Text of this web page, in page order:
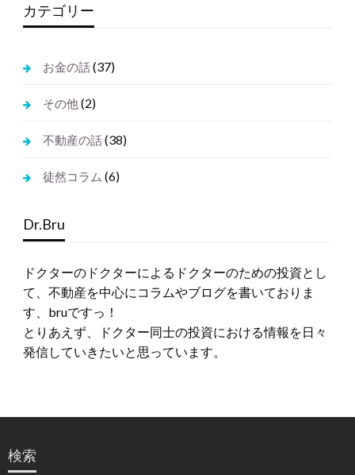
カテゴリー
お金の話(37)
その他(2)
不動産の話(38)
徒然コラム (6)
Dr.Bru
ドクターのドクターによるドクターのための投資とし
て、不動産を中心にコラムやブログを書いておりま
す、bruですっ！
とりあえず、ドクター同士の投資における情報を日々
発信していきたいと思っています。
検索